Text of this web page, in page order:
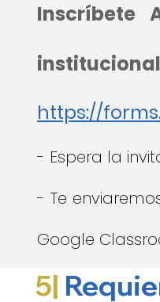
Inscríbete
https://
- Espera la
- Te
Google
5|